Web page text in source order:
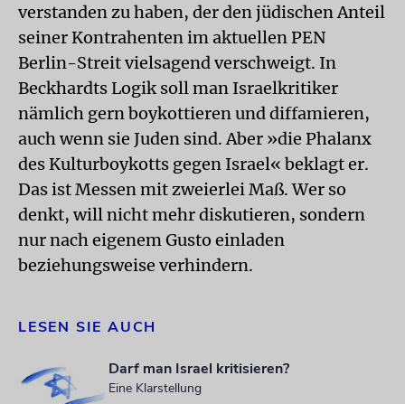
verstanden zu haben, der den jüdischen Anteil
seiner Kontrahenten im aktuellen PEN
Berlin-Streit vielsagend verschweigt. In
Beckhardts Logik soll man Israelkritiker
nämlich gern boykottieren und diffamieren,
auch wenn sie Juden sind. Aber »die Phalanx
des Kulturboykotts gegen Israel« beklagt er.
Das ist Messen mit zweierlei Maß. Wer so
denkt, will nicht mehr diskutieren, sondern
nur nach eigenem Gusto einladen
beziehungsweise verhindern.
LESEN SIE AUCH
Darf man Israel kritisieren?
Eine Klarstellung